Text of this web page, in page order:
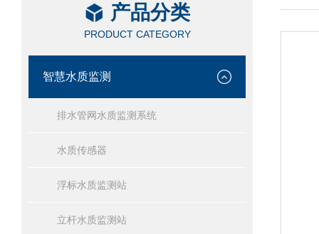
产品分类
PRODUCT CATEGORY
智慧水质监测
排水管网水质监测系统
水质传感器
浮标水质监测站
立杆水质监测站
/